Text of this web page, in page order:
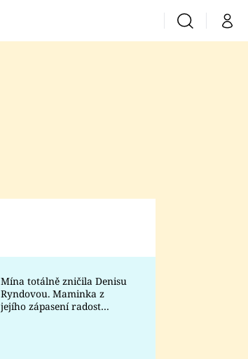
VyhledáváníMůj
Prima Lajk
Sledujte nás
Mína totálně zničila Denisu
Ryndovou. Maminka z
jejího zápasení radost